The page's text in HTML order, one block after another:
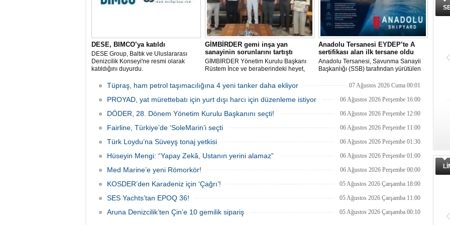
DESE, BIMCO’ya katıldı
DESE Group, Baltık ve Uluslararası
Denizcilik Konseyi'ne resmi olarak
katıldığını duyurdu.
GİMBİRDER gemi inşa yan
sanayinin sorunlarını tartıştı
GİMBİRDER Yönetim Kurulu Başkanı
Rüstem İnce ve beraberindeki heyet,
ziyaret etti. Görüşmede tersane taşeron
firmalarının yaşadığı sektörel sorunlar
ile vergi uygulamalarındaki
Anadolu Tersanesi EYDEP’te A
sertifikası alan ilk tersane oldu
Anadolu Tersanesi, Savunma Sanayii
Başkanlığı (SSB) tarafından yürütülen
Destekleme Programı
almaya hak kazanan ilk tersane oldu.
Tüpraş, ham petrol taşımacılığına 4 yeni tanker daha ekliyor 07 Ağustos 2026 Cuma 00:01
PROYAD, yat mürettebatı için yurt dışı harcı için düzenleme istiyor 06 Ağustos 2026 Perşembe 16:00
DÖDER, 28. Dönem Yönetim Kurulu Başkanını seçti! 06 Ağustos 2026 Perşembe 12:00
Fairline, Türkiye’de ‘SoleMarin’i seçti 06 Ağustos 2026 Perşembe 11:00
Türk Loydu’na Süveyş tonaj yetkisi 06 Ağustos 2026 Perşembe 01:30
Hüseyin Mengi: “Yapay Zekâ, Ustanın yerini alamaz” 06 Ağustos 2026 Perşembe 01:00
Med Marine’e yeni Römorkör! 06 Ağustos 2026 Perşembe 00:00
KOSDER’den Karadeniz için ‘Çağrı’! 05 Ağustos 2026 Çarşamba 18:00
SES Yachts’tan EPOQ 36! 05 Ağustos 2026 Çarşamba 11:00
Aruna Denizcilik’ten Çin’e 10 gemilik sipariş 05 Ağustos 2026 Çarşamba 00:10